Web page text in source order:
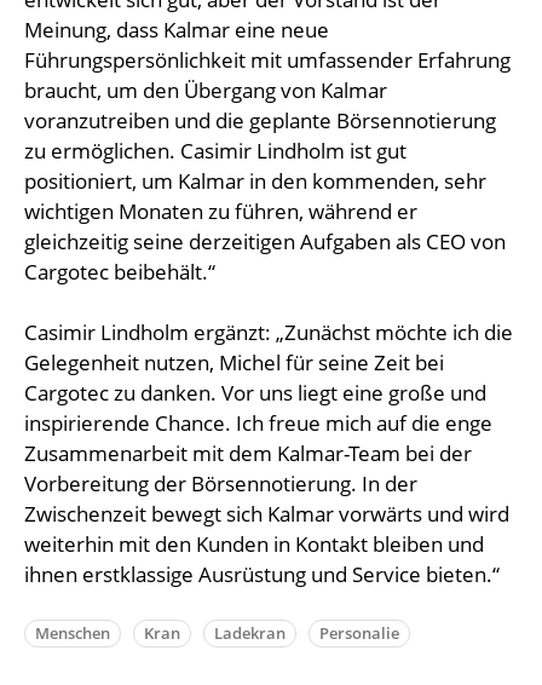
Meinung, dass Kalmar eine neue
Führungspersönlichkeit mit umfassender Erfahrung
braucht, um den Übergang von Kalmar
voranzutreiben und die geplante Börsennotierung
zu ermöglichen. Casimir Lindholm ist gut
positioniert, um Kalmar in den kommenden, sehr
wichtigen Monaten zu führen, während er
gleichzeitig seine derzeitigen Aufgaben als CEO von
Cargotec beibehält.“
Casimir Lindholm ergänzt: „Zunächst möchte ich die
Gelegenheit nutzen, Michel für seine Zeit bei
Cargotec zu danken. Vor uns liegt eine große und
inspirierende Chance. Ich freue mich auf die enge
Zusammenarbeit mit dem Kalmar-Team bei der
Vorbereitung der Börsennotierung. In der
Zwischenzeit bewegt sich Kalmar vorwärts und wird
weiterhin mit den Kunden in Kontakt bleiben und
ihnen erstklassige Ausrüstung und Service bieten.“
Menschen Kran Ladekran Personalie